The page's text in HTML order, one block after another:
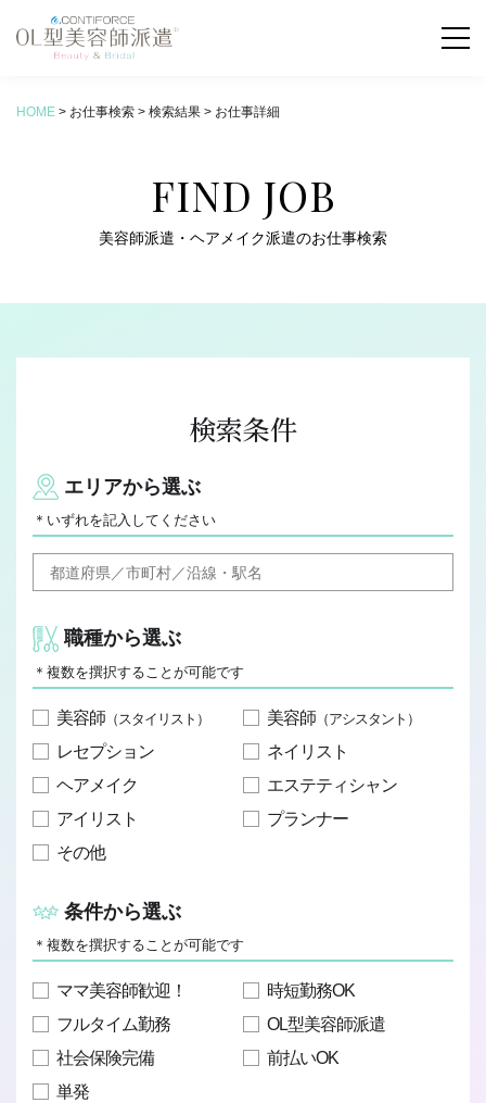
COLUMN
新着コラム
OL型美容師派遣とは
SERVICE
FLOW
JOB REPORT
Q&A
HOME > お仕事検索 > 検索結果 > お仕事詳細
FIND JOB
美容師派遣・ヘアメイク派遣のお仕事検索
検索条件
エリアから選ぶ
＊いずれを記入してください
職種から選ぶ
＊複数を撰択することが可能です
美容師 （スタイリスト） 美容師 （アシスタント）
レセプション
ネイリスト
ヘアメイク
エステティシャン
アイリスト
プランナー
その他
条件から選ぶ
＊複数を撰択することが可能です
ママ美容師歓迎！
時短勤務OK
フルタイム勤務
OL型美容師派遣
社会保険完備
前払いOK
単発